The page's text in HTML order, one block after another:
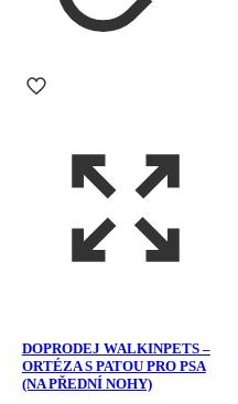
DOPRODEJ WALKINPETS –
ORTÉZA S PATOU PRO PSA
(NA PŘEDNÍ NOHY)